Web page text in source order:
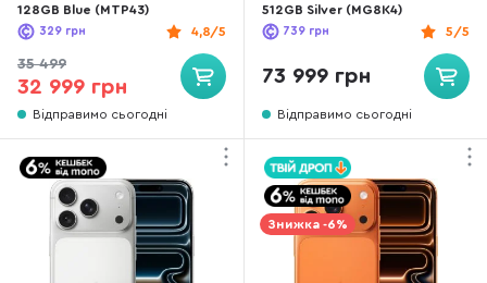
128GB Blue (MTP43)
4,8/5
329 грн
35 499
32 999 грн
Відправимо сьогодні
512GB Silver (MG8K4)
5/5
739 грн
73 999 грн
Відправимо сьогодні
Знижка -6%